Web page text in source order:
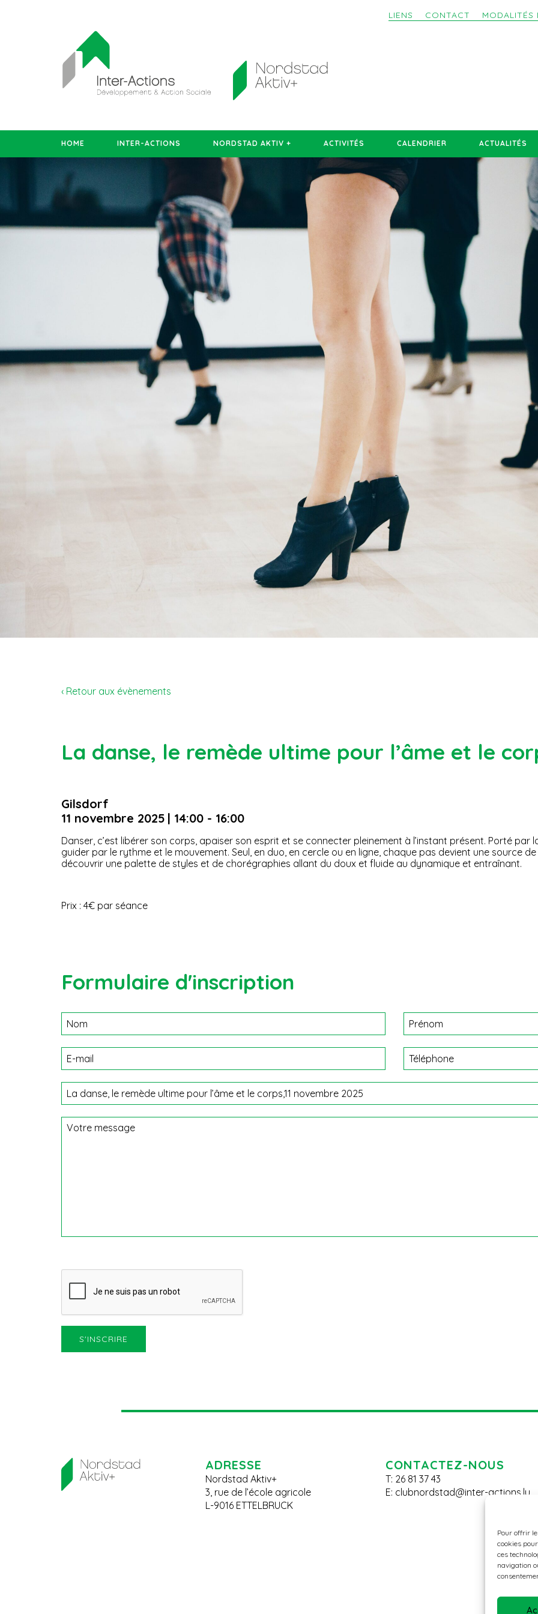
Pour offrir
cookies
ces
navigation
LIENS CONTACT MODALITÉS
HOME INTER-ACTIONS NORDSTAD AKTIV + ACTIVITÉS CALENDRIER ACTUALITÉS
‹ Retour aux évènements
La danse, le remède ultime pour l’âme et le
Gilsdorf
11 novembre 2025 | 14:00 - 16:00
Danser, c’est libérer son corps, apaiser son esprit et se connecter pleinement à l’instant présent. Porté par
guider par le rythme et le mouvement. Seul, en duo, en cercle ou en ligne, chaque pas devient une source
découvrir une palette de styles et de chorégraphies allant du doux et fluide au dynamique et entraînant.
Prix : 4€ par séance
Formulaire d'inscription
ADRESSE
Nordstad Aktiv+
3, rue de l’école agricole
L-9016 ETTELBRUCK
CONTACTEZ-NOUS
T: 26 81 37 43
E: clubnordstad@inter-actions.lu